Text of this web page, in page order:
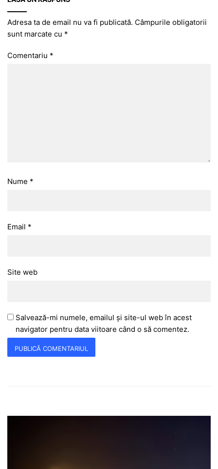
Adresa ta de email nu va fi publicată. Câmpurile obligatorii
sunt marcate cu *
Comentariu *
Nume *
Email *
Site web
Salvează-mi numele, emailul și site-ul web în acest
navigator pentru data viitoare când o să comentez.